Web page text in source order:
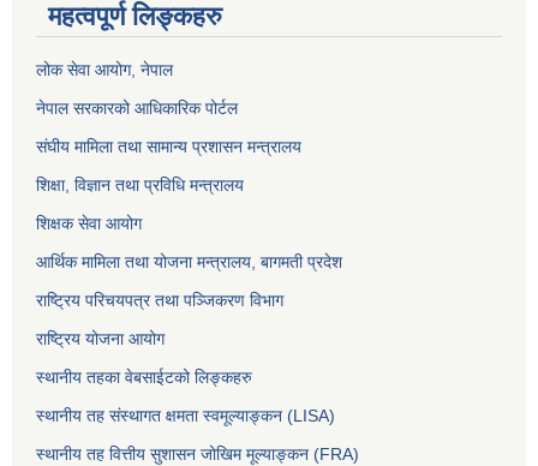
महत्वपूर्ण लिङ्कहरु
लोक सेवा आयोग, नेपाल
नेपाल सरकारको आधिकारिक पोर्टल
संघीय मामिला तथा सामान्य प्रशासन मन्त्रालय
शिक्षा, विज्ञान तथा प्रविधि मन्त्रालय
शिक्षक सेवा आयोग
आर्थिक मामिला तथा योजना मन्त्रालय, बागमती प्रदेश
राष्ट्रिय परिचयपत्र तथा पञ्जिकरण विभाग
राष्ट्रिय योजना आयोग
स्थानीय तहका वेबसाईटको लिङ्कहरु
स्थानीय तह संस्थागत क्षमता स्वमूल्याङ्कन (LISA)
स्थानीय तह वित्तीय सुशासन जोखिम मूल्याङ्कन (FRA)